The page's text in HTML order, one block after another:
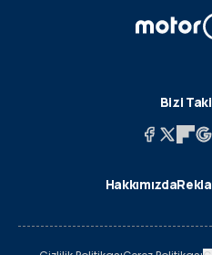
Bizi
Hakkımızda